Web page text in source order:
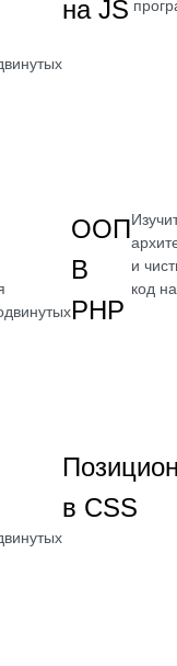
на JS
ООП
В
PHP
и
код
в CSS